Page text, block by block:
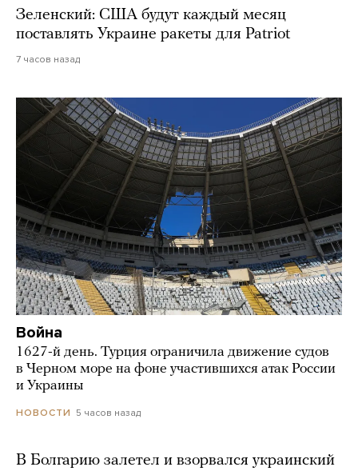
Зеленский: США будут каждый месяц
поставлять Украине ракеты для Patriot
7 часов назад
Война
1627-й день. Турция ограничила движение судов
в Черном море на фоне участившихся атак России
и Украины
НОВОСТИ 5 часов назад
В Болгарию залетел и взорвался украинский